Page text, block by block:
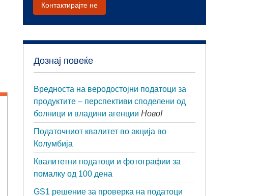
Контактирајте не
Дознај повеќе
Вредноста на веродостојни податоци за
продуктите – перспективи споделени од
болници и владини агенции Ново!
Податочниот квалитет во акција во
Колумбија
Квалитетни податоци и фотографии за
помалку од 100 дена
GS1 решение за проверка на податоци